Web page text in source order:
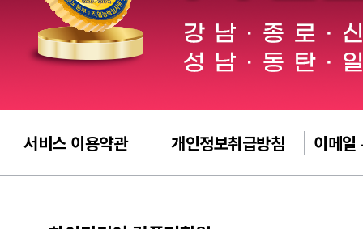
서비스 이용약관 개인정보취급방침 이메일